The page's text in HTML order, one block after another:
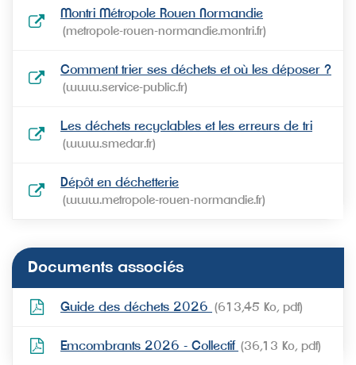
Montri Métropole Rouen Normandie
metropole-rouen-normandie.montri.fr
Comment trier ses déchets et où les déposer ?
www.service-public.fr
Les déchets recyclables et les erreurs de tri
www.smedar.fr
Dépôt en déchetterie
www.metropole-rouen-normandie.fr
Documents associés
Guide des déchets 2026 613,45 Ko , pdf
Emcombrants 2026 - Collectif 36,13 Ko , pdf